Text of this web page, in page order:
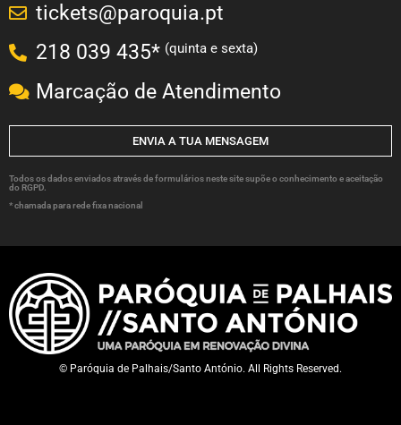
tickets@paroquia.pt
218 039 435* (quinta e sexta)
Marcação de Atendimento
ENVIA A TUA MENSAGEM
Todos os dados enviados através de formulários neste site supõe o conhecimento e aceitação
do RGPD.
* chamada para rede fixa nacional
© Paróquia de Palhais/Santo António. All Rights Reserved.